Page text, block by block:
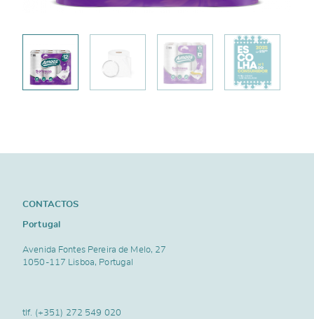
CONTACTOS
Portugal
Avenida Fontes Pereira de Melo, 27
1050-117 Lisboa, Portugal
tlf. (+351) 272 549 020